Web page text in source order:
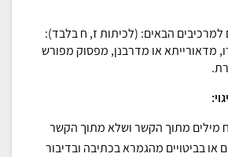
הבאים: (לכיתות ז, ח בלבד):
מדאורייתא או מדרבנן, מפסוק מפורש
מילים מתוך הקשר ושלא מתוך הקשר
או בביטויים מהגמרא בכתיבה ובדיבור